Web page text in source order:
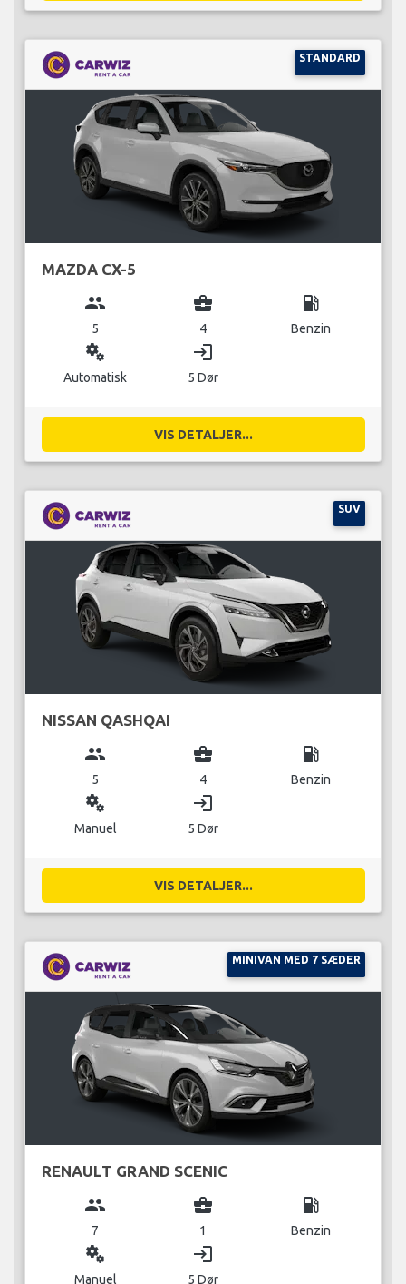
STANDARD
MAZDA CX-5
group
5
business_center
4
local_gas_station
Benzin
miscellaneous_services
Automatisk
login
5 Dør
VIS DETALJER...
SUV
NISSAN QASHQAI
group
5
business_center
4
local_gas_station
Benzin
miscellaneous_services
Manuel
login
5 Dør
VIS DETALJER...
MINIVAN MED 7 SÆDER
RENAULT GRAND SCENIC
group
7
business_center
1
local_gas_station
Benzin
miscellaneous_services
Manuel
login
5 Dør